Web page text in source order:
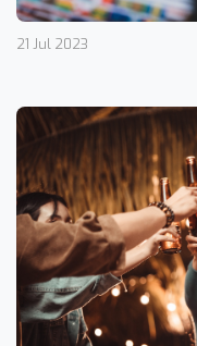
21 Jul 2023